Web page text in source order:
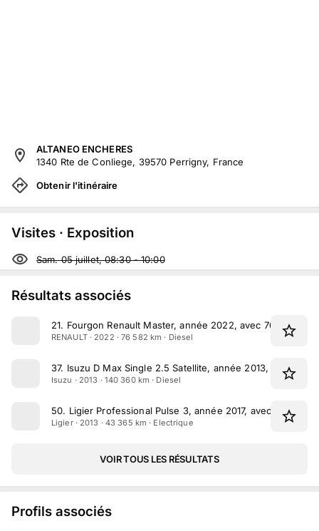
ALTANEO ENCHERES
1340 Rte de Conliege, 39570 Perrigny, France
Obtenir l'itinéraire
Visites · Exposition
Sam. 05 juillet, 08:30-10:00
Résultats associés
21. Fourgon Renault Master, année 2022, avec 76582 km
RENAULT · 2022 · 76 582 km · Diesel
37. Isuzu D Max Single 2.5 Satellite, année 2013, avec
Isuzu · 2013 · 140 360 km · Diesel
50. Ligier Professional Pulse 3, année 2017, avec 43365
Ligier · 2013 · 43 365 km · Electrique
VOIR TOUS LES RÉSULTATS
Profils associés